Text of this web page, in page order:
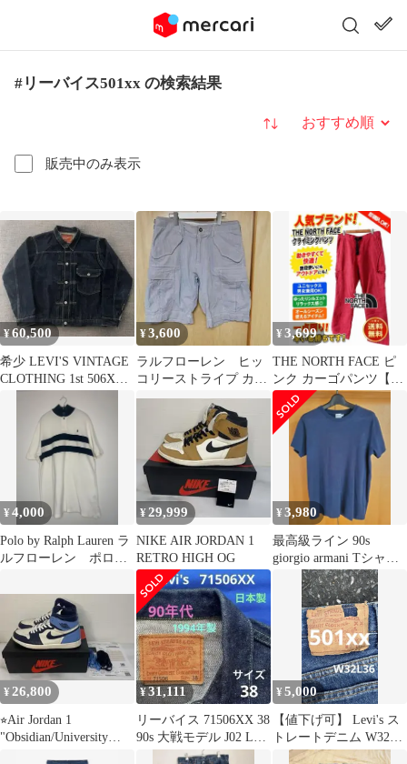
#リーバイス501xx の検索結果
販売中のみ表示
並び替え
¥60,500
希少 LEVI'S VINTAGE
CLOTHING 1st 506XX
¥3,600
ラルフローレン ヒッ
コリーストライプ カー
ゴショートパンツ
¥3,699
THE NORTH FACE ピ
ンク カーゴパンツ【✨
グラミチ風✨良品✨】
¥4,000
Polo by Ralph Lauren ラ
ルフローレン ポロシ
¥29,999
NIKE AIR JORDAN 1
RETRO HIGH OG
¥3,980
最高級ライン 90s
giorgio armani Tシャツ
Lサイズ
¥26,800
⭐︎Air Jordan 1
"Obsidian/University
¥31,111
リーバイス 71506XX 38
90s 大戦モデル J02 LVC
¥5,000
【値下げ可】 Levi's ス
トレートデニム W32
L36